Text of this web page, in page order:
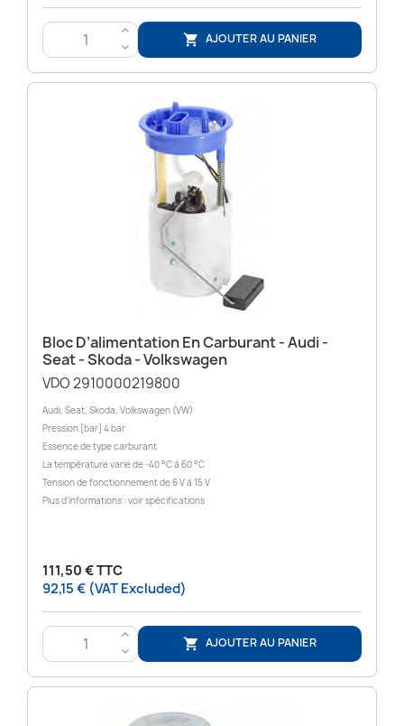
>
<
 AJOUTER AU PANIER
Bloc D’alimentation En Carburant - Audi -
Seat - Skoda - Volkswagen
VDO 2910000219800
Audi, Seat, Skoda, Volkswagen (VW)
Pression [bar] 4 bar
Essence de type carburant
La température varie de -40 °C à 60 °C
Tension de fonctionnement de 6 V à 15 V
Plus d’informations : voir spécifications
111,50 € TTC
92,15 € (VAT Excluded)
>
<
 AJOUTER AU PANIER